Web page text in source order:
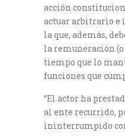
acción
actuar arbitrario e
la que, además,
la remuneración
tiempo que lo
funciones que
“El actor ha
al ente recurrido,
ininterrumpido